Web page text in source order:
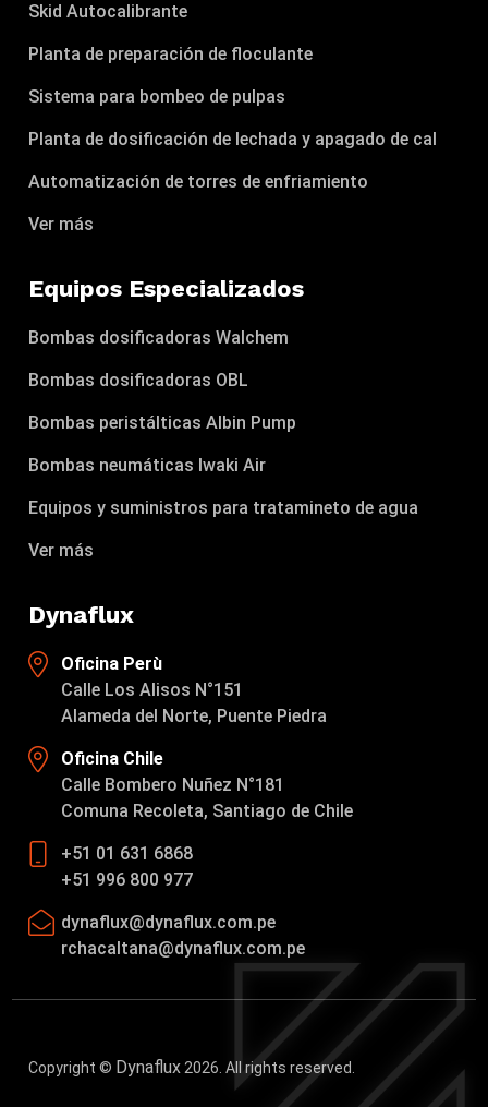
Skid Autocalibrante
Planta de preparación de floculante
Sistema para bombeo de pulpas
Planta de dosificación de lechada y apagado de cal
Automatización de torres de enfriamiento
Ver más
Equipos Especializados
Bombas dosificadoras Walchem
Bombas dosificadoras OBL
Bombas peristálticas Albin Pump
Bombas neumáticas Iwaki Air
Equipos y suministros para tratamineto de agua
Ver más
Dynaflux
Oficina Perù
Calle Los Alisos N°151
Alameda del Norte, Puente Piedra
Oficina Chile
Calle Bombero Nuñez N°181
Comuna Recoleta, Santiago de Chile
+51 01 631 6868
+51 996 800 977
dynaflux@dynaflux.com.pe
rchacaltana@dynaflux.com.pe
Copyright © Dynaflux 2026. All rights reserved.